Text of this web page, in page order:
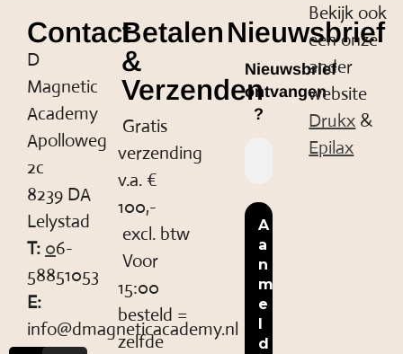
Contact
D
Magnetic
Academy
Apolloweg
2c
8239 DA
Lelystad
T: 06-
58851053
E:
info@dmagneticacademy.nl
Betalen
&
Verzenden
Gratis
verzending
v.a. €
100,-
excl. btw
Voor
15:00
besteld =
zelfde
Nieuwsbrief
Nieuwsbrief
ontvangen
?
Bekijk ook
een onze
ander
website
Drukx &
Epilax